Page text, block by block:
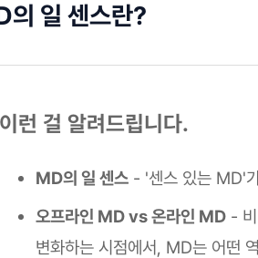
의 일 센스란?
이런 걸 알려드립니다.
MD의 일 센스 - '센스 있는 MD'
오프라인 MD vs 온라인 MD -
변화하는 시점에서, MD는 어떤